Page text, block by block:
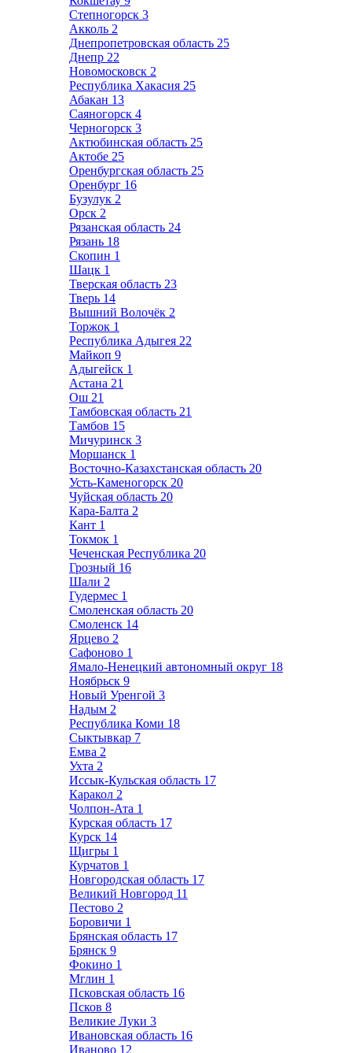
Степногорск 3
Акколь 2
Днепропетровская область 25
Днепр 22
Новомосковск 2
Республика Хакасия 25
Абакан 13
Саяногорск 4
Черногорск 3
Актюбинская область 25
Актобе 25
Оренбургская область 25
Оренбург 16
Бузулук 2
Орск 2
Рязанская область 24
Рязань 18
Скопин 1
Шацк 1
Тверская область 23
Тверь 14
Вышний Волочёк 2
Торжок 1
Республика Адыгея 22
Майкоп 9
Адыгейск 1
Астана 21
Ош 21
Тамбовская область 21
Тамбов 15
Мичуринск 3
Моршанск 1
Восточно-Казахстанская область 20
Усть-Каменогорск 20
Чуйская область 20
Кара-Балта 2
Кант 1
Токмок 1
Чеченская Республика 20
Грозный 16
Шали 2
Гудермес 1
Смоленская область 20
Смоленск 14
Ярцево 2
Сафоново 1
Ямало-Ненецкий автономный округ 18
Ноябрьск 9
Новый Уренгой 3
Надым 2
Республика Коми 18
Сыктывкар 7
Емва 2
Ухта 2
Иссык-Кульская область 17
Каракол 2
Чолпон-Ата 1
Курская область 17
Курск 14
Щигры 1
Курчатов 1
Новгородская область 17
Великий Новгород 11
Пестово 2
Боровичи 1
Брянская область 17
Брянск 9
Фокино 1
Мглин 1
Псковская область 16
Псков 8
Великие Луки 3
Ивановская область 16
Иваново 12